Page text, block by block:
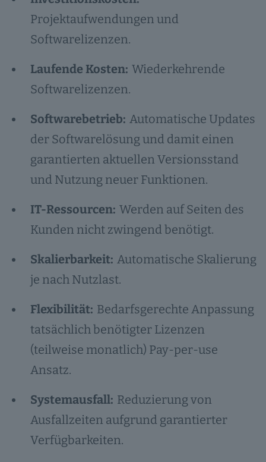
Projektaufwendungen und
Softwarelizenzen.
Laufende Kosten: Wiederkehrende
Softwarelizenzen.
Softwarebetrieb: Automatische Updates
der Softwarelösung und damit einen
garantierten aktuellen Versionsstand
und Nutzung neuer Funktionen.
IT-Ressourcen: Werden auf Seiten des
Kunden nicht zwingend benötigt.
Skalierbarkeit: Automatische Skalierung
je nach Nutzlast.
Flexibilität: Bedarfsgerechte Anpassung
tatsächlich benötigter Lizenzen
(teilweise monatlich) Pay-per-use
Ansatz.
Systemausfall: Reduzierung von
Ausfallzeiten aufgrund garantierter
Verfügbarkeiten.